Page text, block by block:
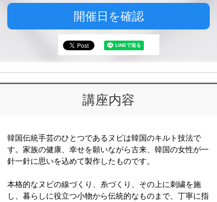
開催日を確認
講座内容
韓国伝統手芸のひとつであるヌビは韓国のキルト技法で
す。家族の健康、幸せを願いながら古来、韓国の女性が一
針一針に思いを込めて製作したものです。
本格的なヌビの線づくり、糸づくり、その上に刺繍を施
し、暮らしに役立つ小物から伝統的なものまで、丁寧に指